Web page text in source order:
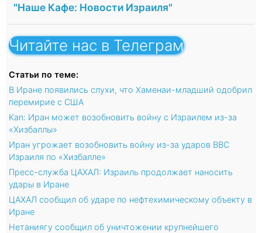
"Наше Кафе: Новости Израиля"
Читайте нас в Телеграм
Статьи по теме:
В Иране появились слухи, что Хаменаи-младший одобрил
перемирие с США
Kan: Иран может возобновить войну с Израилем из-за
«Хизбаллы»
Иран угрожает возобновить войну из-за ударов ВВС
Израиля по «Хизбалле»
Пресс-служба ЦАХАЛ: Израиль продолжает наносить
удары в Иране
ЦАХАЛ сообщил об ударе по нефтехимическому объекту в
Иране
Нетаниягу сообщил об уничтожении крупнейшего